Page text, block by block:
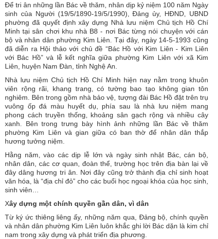
Để tri ân những lần Bác về thăm, nhân dịp kỷ niệm 100 năm Ngày
sinh của Người (19/5/1890-19/5/1990), Đảng ủy, HĐND, UBND
phường đã quyết định xây dựng Nhà lưu niệm Chủ tịch Hồ Chí
Minh tại sân chơi khu nhà B8 - nơi Bác từng nói chuyện với cán
bộ và nhân dân phường Kim Liên. Tại đây, ngày 14-5-1993 cũng
đã diễn ra Hội thảo với chủ đề “Bác Hồ với Kim Liên - Kim Liên
với Bác Hồ” và lễ kết nghĩa giữa phường Kim Liên với xã Kim
Liên, huyện Nam Đàn, tỉnh Nghệ An.
Nhà lưu niệm Chủ tịch Hồ Chí Minh hiện nay nằm trong khuôn
viên rộng rãi, khang trang, có tường bao tạo không gian tôn
nghiêm. Bên trong gồm nhà bảo vệ, tượng đài Bác Hồ đặt trên trụ
vuông ốp đá màu huyết dụ, phía sau là nhà lưu niệm mang
phong cách truyền thống, khoảng sân gạch rộng và nhiều cây
xanh. Bên trong trưng bày hình ảnh những lần Bác về thăm
phường Kim Liên và gian giữa có ban thờ để nhân dân thắp
hương tưởng niệm.
Hằng năm, vào các dịp lễ lớn và ngày sinh nhật Bác, cán bộ,
nhân dân, các cơ quan, đoàn thể, trường học trên địa bàn lại về
đây dâng hương tri ân. Nơi đây cũng trở thành địa chỉ sinh hoạt
văn hóa, là “địa chỉ đỏ” cho các buổi học ngoại khóa của học sinh,
sinh viên…
Xây dựng một chính quyền gần dân, vì dân
Từ ký ức thiêng liêng ấy, những năm qua, Đảng bộ, chính quyền
và nhân dân phường Kim Liên luôn khắc ghi lời Bác dặn là kim chỉ
nam trong xây dựng và phát triển địa phương.